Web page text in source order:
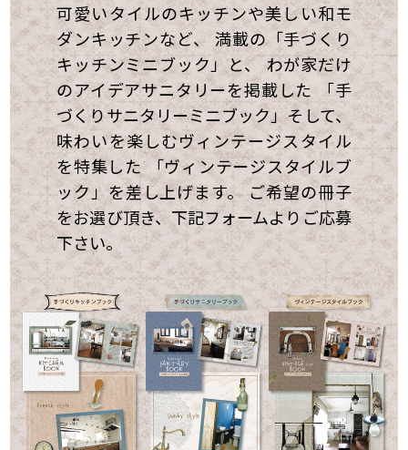
可愛いタイルのキッチンや美しい和モ
ダンキッチンなど、 満載の「手づくり
キッチンミニブック」と、 わが家だけ
のアイデアサニタリーを掲載した 「手
づくりサニタリーミニブック」そして、
味わいを楽しむヴィンテージスタイル
を特集した 「ヴィンテージスタイルブ
ック」を差し上げます。 ご希望の冊子
をお選び頂き、下記フォームよりご応募
下さい。